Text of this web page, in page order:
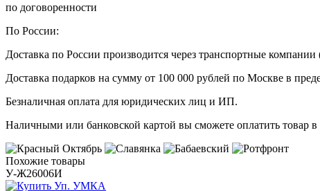
по договоренности
По России:
Доставка по России производится через транспортные
Доставка подарков на сумму от 100 000 рублей по Москве в
Безналичная оплата для юридических лиц и ИП.
Наличными или банковской картой вы сможете оплатить товар в
Похожие товары
У-Ж26006И